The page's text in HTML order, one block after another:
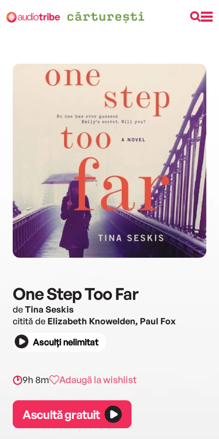
One Step Too Far
deTina Seskis
citită de Elizabeth Knowelden, Paul Fox
Asculți nelimitat
9h 8m Adaugă la wishlist
Ascultă gratuit